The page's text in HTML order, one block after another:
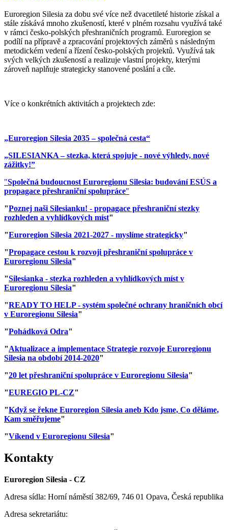
Euroregion Silesia za dobu své více než dvacetileté historie získal a
stále získává mnoho zkušeností, které v plném rozsahu využívá také
v rámci česko-polských přeshraničních programů. Euroregion se
podílí na přípravě a zpracování projektových záměrů s následným
metodickém vedení a řízení česko-polských projektů. Využívá tak
svých velkých zkušeností a realizuje vlastní projekty, kterými
zároveň naplňuje strategicky stanovené poslání a cíle.
Více o konkrétních aktivitách a projektech zde:
„Euroregion Silesia 2035 – společná cesta“
‍„SILESIANKA – stezka, která spojuje - nové výhledy, nové
zážitky!”
"Společná budoucnost Euroregionu Silesia: budování ESÚS a
propagace přeshraniční spolupráce"
"Poznej naši Silesianku! - propagace přeshraniční stezky
rozhleden a vyhlídkových míst"
"Euroregion Silesia 2021-2027 - myslíme strategicky"
"Propagace cestou k rozvoji přeshraniční spolupráce v
Euroregionu Silesia"
"Silesianka - stezka rozhleden a vyhlídkových míst v
Euroregionu Silesia"
"READY TO HELP - systém společné ochrany hraničních obcí
v Euroregionu Silesia"
"Pohádková Odra"
"Aktualizace a implementace Strategie rozvoje Euroregionu
Silesia na období 2014-2020"
"20 let přeshraniční spolupráce v Euroregionu Silesia"
"EUREGIO PL-CZ"
"Když se řekne Euroregion Silesia aneb Kdo jsme, Co děláme,
Kam směřujeme"
"Víkend v Euroregionu Silesia"
Kontakty
Euroregion Silesia - CZ
Adresa sídla: Horní náměstí 382/69, 746 01 Opava, Česká republika
Adresa sekretariátu: